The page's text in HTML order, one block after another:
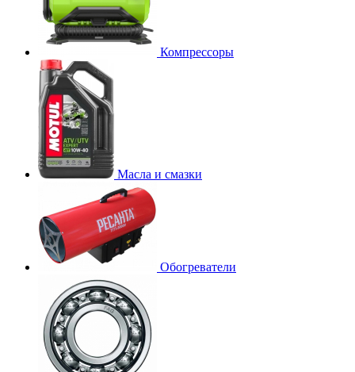
Компрессоры
Масла и смазки
Обогреватели